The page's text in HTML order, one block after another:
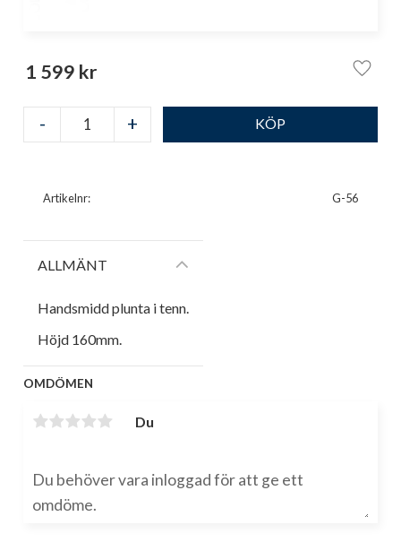
1 599 kr
+
-
Lägg
Artikelnr G-56
ALLMÄNT
Handsmidd plunta i tenn.
Höjd 160mm.
OMDÖMEN
Du